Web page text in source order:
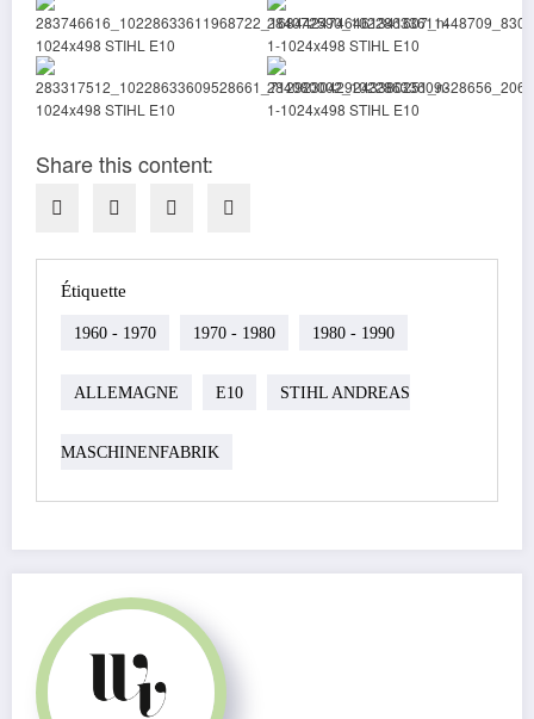
Share this content:
Étiquette
1960 - 1970 1970 - 1980 1980 - 1990
ALLEMAGNE E10 STIHL ANDREAS
MASCHINENFABRIK